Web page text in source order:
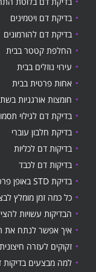
בדיקת דם ויטמינים
בדיקת דם להורמונים
החלפת קטטר בבית
עירוי נוזלים בבית
אחות פרטית בבית
חומצות אורגניות
בדיקת דם לגילוי
בדיקת חלבון עוברי
בדיקות דם לכליות
בדיקות דם לכבד
בדיקת STD באופן פרטני ולא פולשני
כל כמה זמן מומלץ
הבדיקות עשויות
איך אפשר לנתח את
זקוקים לעזרה
למה מבצעים בדיקות